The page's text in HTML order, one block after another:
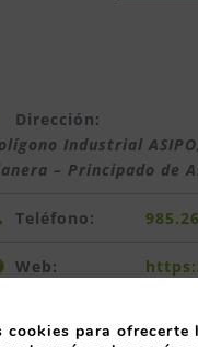
Dirección:
Industrial
– Principado de
Teléfono:
Web:
cookies para ofrecerte